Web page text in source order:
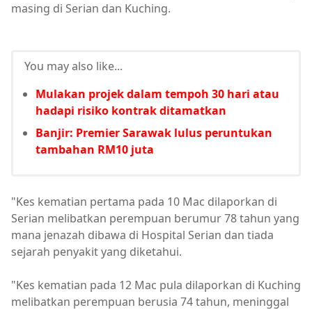
masing di Serian dan Kuching.
You may also like...
Mulakan projek dalam tempoh 30 hari atau
hadapi risiko kontrak ditamatkan
Banjir: Premier Sarawak lulus peruntukan
tambahan RM10 juta
"Kes kematian pertama pada 10 Mac dilaporkan di
Serian melibatkan perempuan berumur 78 tahun yang
mana jenazah dibawa di Hospital Serian dan tiada
sejarah penyakit yang diketahui.
"Kes kematian pada 12 Mac pula dilaporkan di Kuching
melibatkan perempuan berusia 74 tahun, meninggal